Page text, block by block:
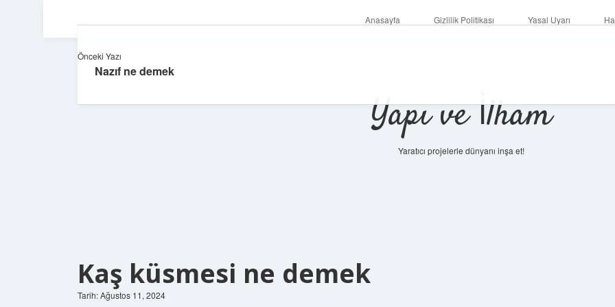
Anasayfa Gizlilik Politikası Yasal Uyarı
Yapı ve İlham
Yaratıcı projelerle dünyanı inşa et!
Kaş küsmesi ne demek
Tarih: Ağustos 11, 2024
Önceki Yazı
Nazıf ne demek